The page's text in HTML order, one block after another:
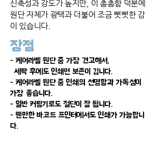
신축성과 강도가 높지만, 이 촘촘함 덕분에
원단 자체가 광택과 더불어 조금 뻣뻣한 감
이 있습니다.
장점
- 케어라벨 원단 중 가장 견고해서,
세탁 후에도 인쇄면 보존이 깁니다.
- 케어라벨 원단 중 인쇄의 선명함과 가독성이
가장 좋습니다.
- 일반 커팅기로도 절단이 잘 됩니다.
- 웬만한 바코드 프인터에서도 인쇄가 가능합니
다.